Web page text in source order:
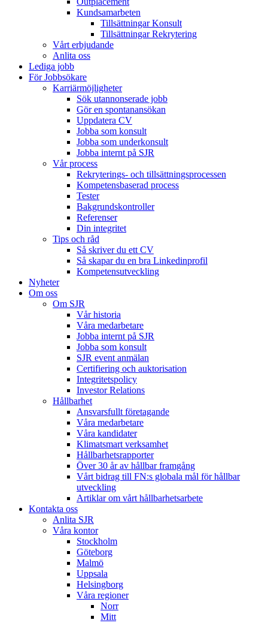
Kundsamarbeten
Tillsättningar Konsult
Tillsättningar Rekrytering
Vårt erbjudande
Anlita oss
Lediga jobb
För Jobbsökare
Karriärmöjligheter
Sök utannonserade jobb
Gör en spontanansökan
Uppdatera CV
Jobba som konsult
Jobba som underkonsult
Jobba internt på SJR
Vår process
Rekryterings- och tillsättningsprocessen
Kompetensbaserad process
Tester
Bakgrundskontroller
Referenser
Din integritet
Tips och råd
Så skriver du ett CV
Så skapar du en bra Linkedinprofil
Kompetensutveckling
Nyheter
Om oss
Om SJR
Vår historia
Våra medarbetare
Jobba internt på SJR
Jobba som konsult
SJR event anmälan
Certifiering och auktorisation
Integritetspolicy
Investor Relations
Hållbarhet
Ansvarsfullt företagande
Våra medarbetare
Våra kandidater
Klimatsmart verksamhet
Hållbarhetsrapporter
Över 30 år av hållbar framgång
Vårt bidrag till FN:s globala mål för hållbar
utveckling
Artiklar om vårt hållbarhetsarbete
Kontakta oss
Anlita SJR
Våra kontor
Stockholm
Göteborg
Malmö
Uppsala
Helsingborg
Våra regioner
Norr
Mitt